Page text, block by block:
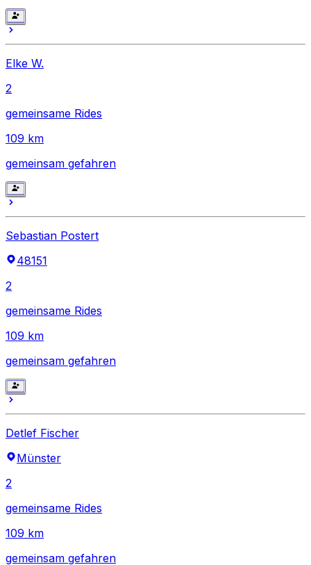
Elke W.
2
gemeinsame Rides
109 km
gemeinsam gefahren
Sebastian Postert
48151
2
gemeinsame Rides
109 km
gemeinsam gefahren
Detlef Fischer
Münster
2
gemeinsame Rides
109 km
gemeinsam gefahren